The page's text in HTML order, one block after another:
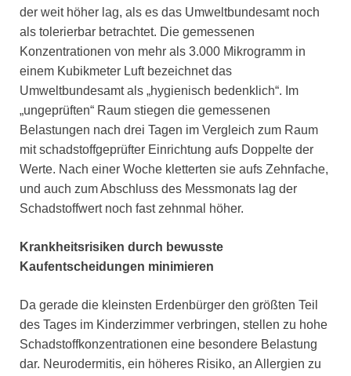
der weit höher lag, als es das Umweltbundesamt noch
als tolerierbar betrachtet. Die gemessenen
Konzentrationen von mehr als 3.000 Mikrogramm in
einem Kubikmeter Luft bezeichnet das
Umweltbundesamt als „hygienisch bedenklich“. Im
„ungeprüften“ Raum stiegen die gemessenen
Belastungen nach drei Tagen im Vergleich zum Raum
mit schadstoffgeprüfter Einrichtung aufs Doppelte der
Werte. Nach einer Woche kletterten sie aufs Zehnfache,
und auch zum Abschluss des Messmonats lag der
Schadstoffwert noch fast zehnmal höher.
Krankheitsrisiken durch bewusste
Kaufentscheidungen minimieren
Da gerade die kleinsten Erdenbürger den größten Teil
des Tages im Kinderzimmer verbringen, stellen zu hohe
Schadstoffkonzentrationen eine besondere Belastung
dar. Neurodermitis, ein höheres Risiko, an Allergien zu